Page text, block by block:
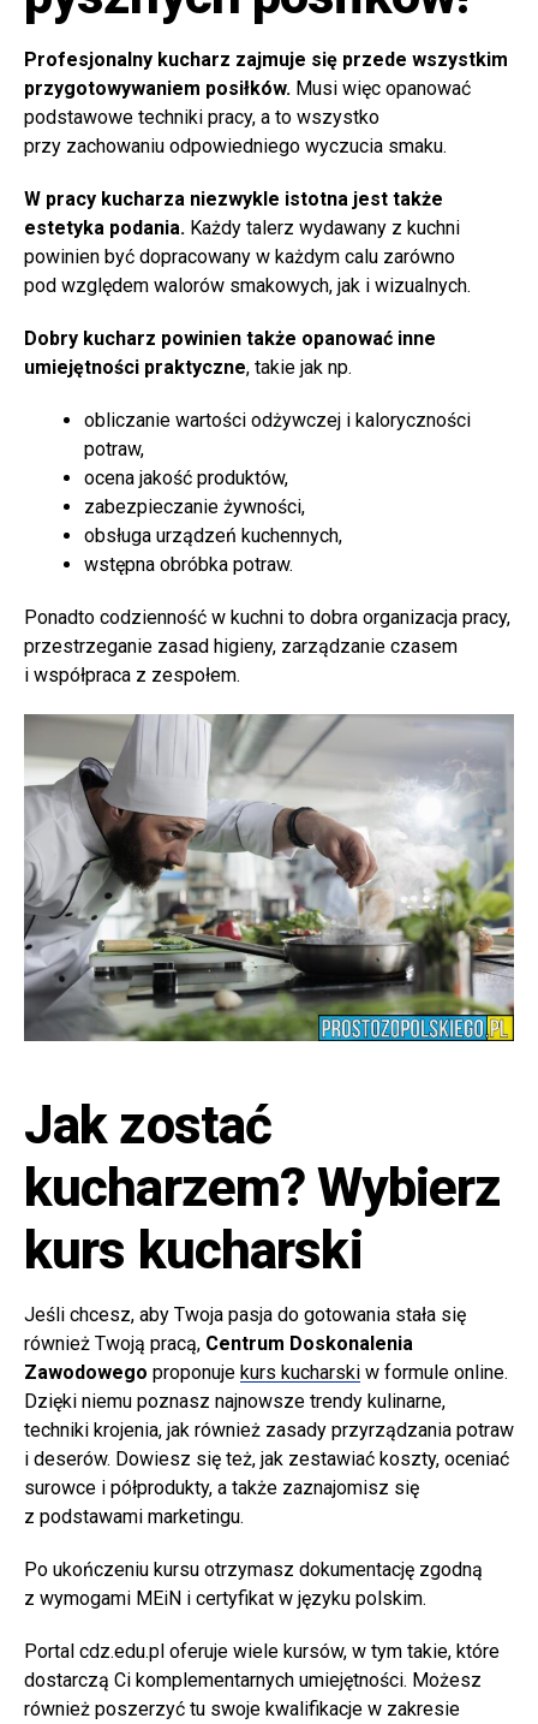
Profesjonalny kucharz zajmuje się przede wszystkim
przygotowywaniem posiłków. Musi więc opanować
podstawowe techniki pracy, a to wszystko
przy zachowaniu odpowiedniego wyczucia smaku.
W pracy kucharza niezwykle istotna jest także
estetyka podania. Każdy talerz wydawany z kuchni
powinien być dopracowany w każdym calu zarówno
pod względem walorów smakowych, jak i wizualnych.
Dobry kucharz powinien także opanować inne
umiejętności praktyczne, takie jak np.
obliczanie wartości odżywczej i kaloryczności
potraw,
ocena jakość produktów,
zabezpieczanie żywności,
obsługa urządzeń kuchennych,
wstępna obróbka potraw.
Ponadto codzienność w kuchni to dobra organizacja pracy,
przestrzeganie zasad higieny, zarządzanie czasem
i współpraca z zespołem.
Jak zostać
kucharzem? Wybierz
kurs kucharski
Jeśli chcesz, aby Twoja pasja do gotowania stała się
również Twoją pracą, Centrum Doskonalenia
Zawodowego proponuje kurs kucharski w formule online.
Dzięki niemu poznasz najnowsze trendy kulinarne,
techniki krojenia, jak również zasady przyrządzania potraw
i deserów. Dowiesz się też, jak zestawiać koszty, oceniać
surowce i półprodukty, a także zaznajomisz się
z podstawami marketingu.
Po ukończeniu kursu otrzymasz dokumentację zgodną
z wymogami MEiN i certyfikat w języku polskim.
Portal cdz.edu.pl oferuje wiele kursów, w tym takie, które
dostarczą Ci komplementarnych umiejętności. Możesz
również poszerzyć tu swoje kwalifikacje w zakresie